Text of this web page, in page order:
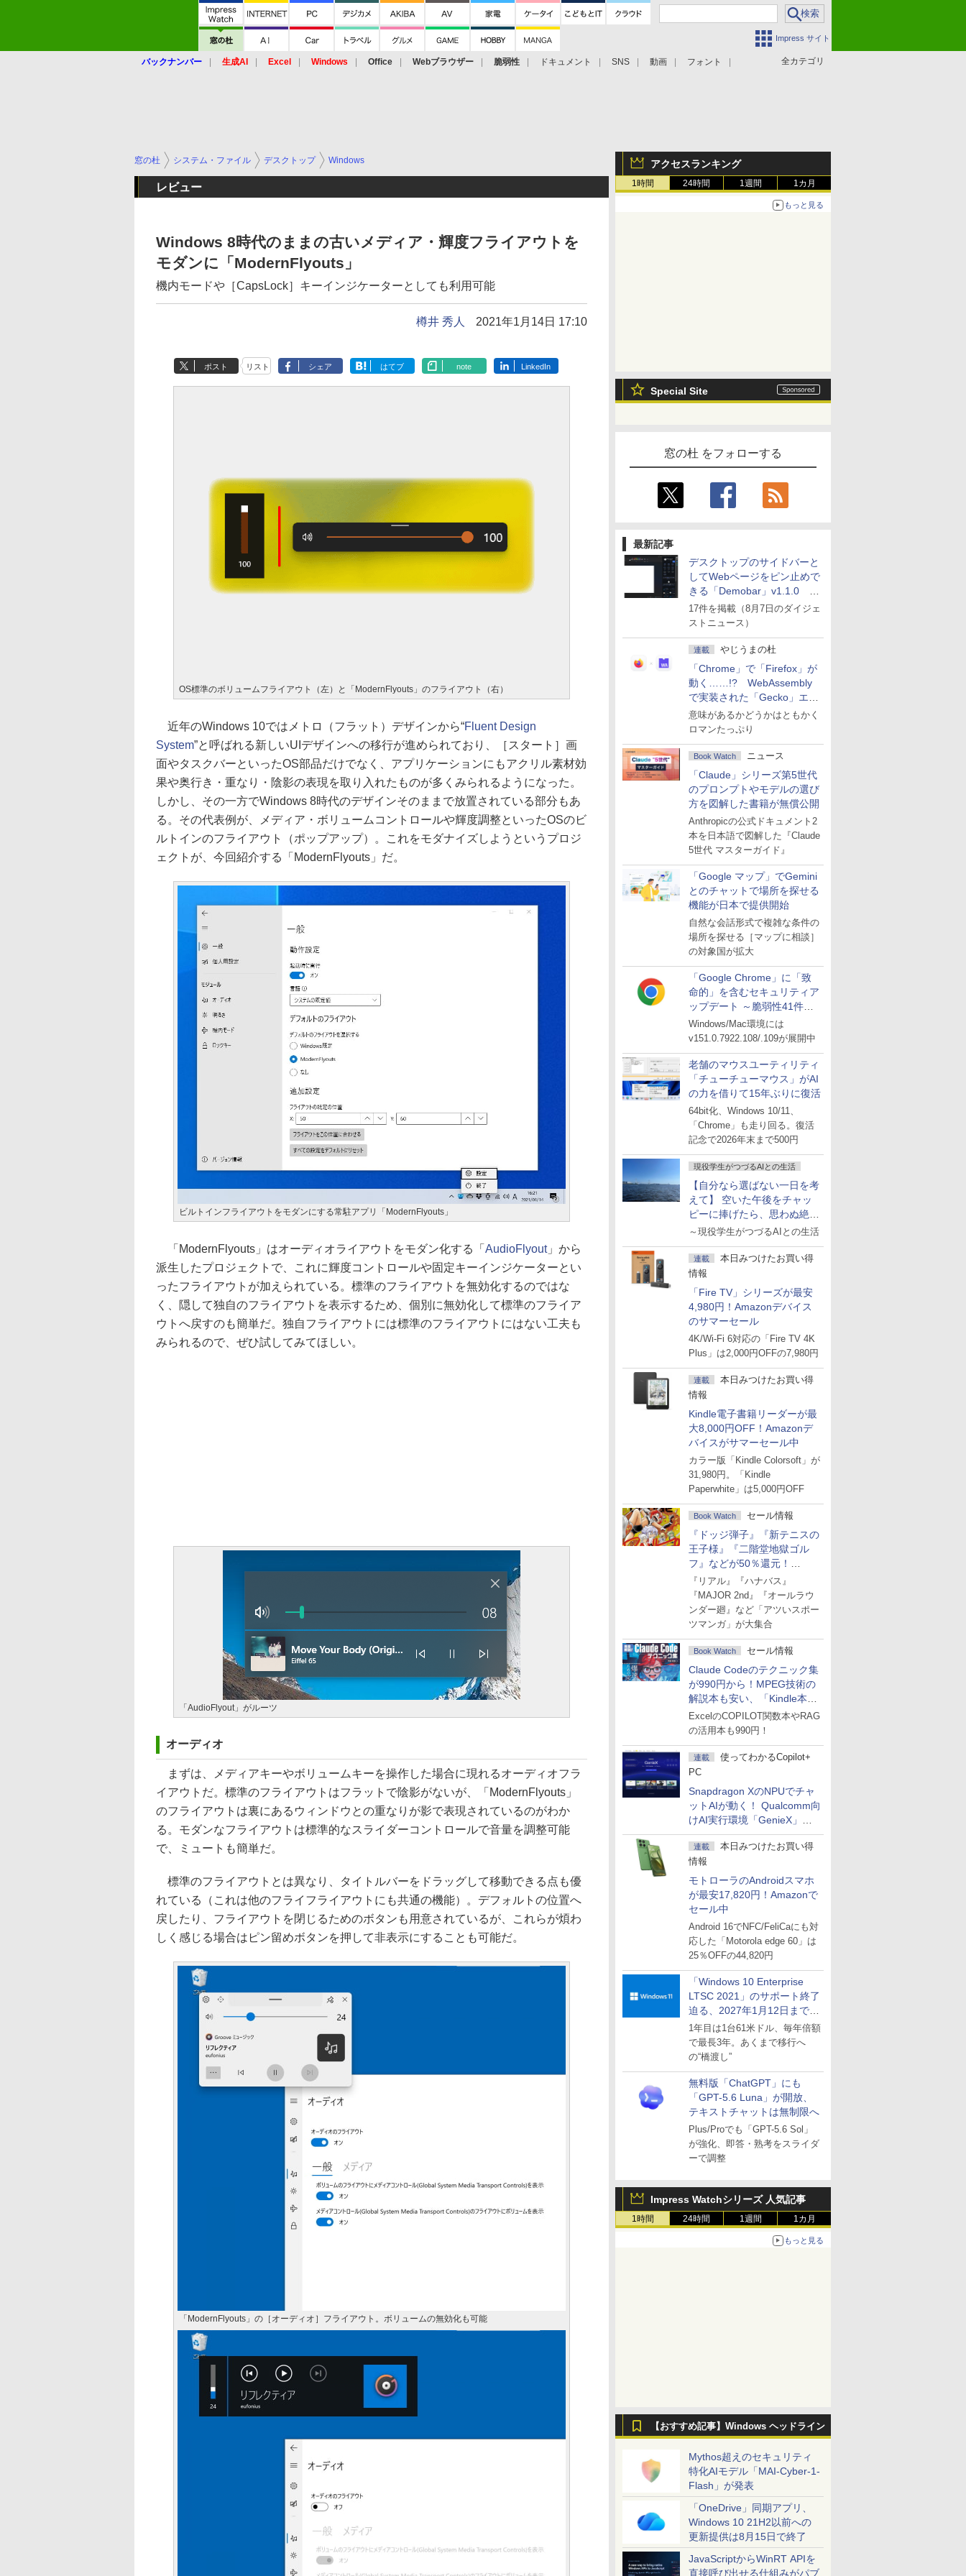
Impress サイト
全カテゴリ
バックナンバー 生成AI Excel Windows Office Webブラウザー 脆弱性 ドキュメント SNS 動画 フォント
アクセスランキング
1時間 24時間 1週間 1カ月
もっと見る
Special Site
窓の杜 をフォローする
最新記事
デスクトップのサイドバーと
してWebページをピン止めで
きる「Demobar」v1.1.0 ほ
か
17件を掲載（8月7日のダイジェ
ストニュース）
連載 やじうまの杜
「Chrome」で「Firefox」が
動く……!? WebAssembly
で実装された「Gecko」エン
ジン
意味があるかどうかはともかく
ロマンたっぷり
Book Watch ニュース
「Claude」シリーズ第5世代
のプロンプトやモデルの選び
方を図解した書籍が無償公開
Anthropicの公式ドキュメント2
本を日本語で図解した『Claude
5世代 マスターガイド』
「Google マップ」でGemini
とのチャットで場所を探せる
機能が日本で提供開始
自然な会話形式で複雑な条件の
場所を探せる［マップに相談］
の対象国が拡大
「Google Chrome」に「致
命的」を含むセキュリティア
ップデート ～脆弱性41件に
対処
Windows/Mac環境には
v151.0.7922.108/.109が展開中
老舗のマウスユーティリティ
「チューチューマウス」がAI
の力を借りて15年ぶりに復活
64bit化、Windows 10/11、
「Chrome」も走り回る。復活
記念で2026年末まで500円
現役学生がつづるAIとの生活
【自分なら選ばない一日を考
えて】 空いた午後をチャッ
ピーに捧げたら、思わぬ絶景
に出会った話
～現役学生がつづるAIとの生活
連載
本日みつけたお買い得
情報
「Fire TV」シリーズが最安
4,980円！Amazonデバイス
のサマーセール
4K/Wi-Fi 6対応の「Fire TV 4K
Plus」は2,000円OFFの7,980円
連載
本日みつけたお買い得
情報
Kindle電子書籍リーダーが最
大8,000円OFF！Amazonデ
バイスがサマーセール中
カラー版「Kindle Colorsoft」が
31,980円。「Kindle
Paperwhite」は5,000円OFF
Book Watch セール情報
『ドッジ弾子』『新テニスの
王子様』『二階堂地獄ゴル
フ』などが50％還元！
Amazonマンガ週末セール
『リアル』『ハナバス』
『MAJOR 2nd』『オールラウ
ンダー廻』など「アツいスポー
ツマンガ」が大集合
Book Watch セール情報
Claude Codeのテクニック集
が990円から！MPEG技術の
解説本も安い、「Kindle本サ
マーセール」第2弾開始！
ExcelのCOPILOT関数本やRAG
の活用本も990円！
連載
使ってわかるCopilot+
PC
Snapdragon XのNPUでチャ
ットAIが動く！ Qualcomm向
けAI実行環境「GenieX」を
試してみた
連載
本日みつけたお買い得
情報
モトローラのAndroidスマホ
が最安17,820円！Amazonで
セール中
Android 16でNFC/FeliCaにも対
応した「Motorola edge 60」は
25％OFFの44,820円
「Windows 10 Enterprise
LTSC 2021」のサポート終了
迫る、2027年1月12日まで
～ESUは9月1日から販売
1年目は1台61米ドル、毎年倍額
で最長3年。あくまで移行へ
の“橋渡し”
無料版「ChatGPT」にも
「GPT-5.6 Luna」が開放、
テキストチャットは無制限へ
Plus/Proでも「GPT-5.6 Sol」
が強化、即答・熟考をスライダ
ーで調整
Impress Watchシリーズ 人気記事
1時間 24時間 1週間 1カ月
もっと見る
【おすすめ記事】Windows ヘッドライン
Mythos超えのセキュリティ
特化AIモデル「MAI-Cyber-1-
Flash」が発表
「OneDrive」同期アプリ、
Windows 10 21H2以前への
更新提供は8月15日で終了
JavaScriptからWinRT APIを
直接呼び出せる仕組みがパブ
窓の杜 システム・ファイル デスクトップ Windows
レビュー
Windows 8時代のままの古いメディア・輝度フライアウトを
モダンに「ModernFlyouts」
機内モードや［CapsLock］キーインジケーターとしても利用可能
樽井 秀人 2021年1月14日 17:10
ポスト リスト シェア はてブ note LinkedIn
OS標準のボリュームフライアウト（左）と「ModernFlyouts」のフライアウト（右）
近年のWindows 10ではメトロ（フラット）デザインから“Fluent Design
System”と呼ばれる新しいUIデザインへの移行が進められており、［スタート］画
面やタスクバーといったOS部品だけでなく、アプリケーションにもアクリル素材効
果や奥行き・重なり・陰影の表現を取り入れたものが多くみられるようになった。
しかし、その一方でWindows 8時代のデザインそのままで放置されている部分もあ
る。その代表例が、メディア・ボリュームコントロールや輝度調整といったOSのビ
ルトインのフライアウト（ポップアップ）。これをモダナイズしようというプロジ
ェクトが、今回紹介する「ModernFlyouts」だ。
ビルトインフライアウトをモダンにする常駐アプリ「ModernFlyouts」
「ModernFlyouts」はオーディオライアウトをモダン化する「 AudioFlyout」から
派生したプロジェクトで、これに輝度コントロールや固定キーインジケーターとい
ったフライアウトが加えられている。標準のフライアウトを無効化するのではな
く、隠して独自のフライアウトを表示するため、個別に無効化して標準のフライア
ウトへ戻すのも簡単だ。独自フライアウトには標準のフライアウトにはない工夫も
みられるので、ぜひ試してみてほしい。
「AudioFlyout」がルーツ
オーディオ
まずは、メディアキーやボリュームキーを操作した場合に現れるオーディオフラ
イアウトだ。標準のフライアウトはフラットで陰影がないが、「ModernFlyouts」
のフライアウトは裏にあるウィンドウとの重なりが影で表現されているのがわか
る。モダンなフライアウトは標準的なスライダーコントロールで音量を調整可能
で、ミュートも簡単だ。
標準のフライアウトとは異なり、タイトルバーをドラッグして移動できる点も優
れている（これは他のフライフライアウトにも共通の機能）。デフォルトの位置へ
戻したり、フライアウトを閉じるためのボタンも用意されているが、これらが煩わ
しく感じる場合はピン留めボタンを押して非表示にすることも可能だ。
「ModernFlyouts」の［オーディオ］フライアウト。ボリュームの無効化も可能